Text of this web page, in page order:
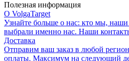
Полезная информация
О VolgaTarget
Узнайте больше о нас: кто мы,
выбрали именно нас. Наши
Доставка
Отправим ваш заказ в любой
оплаты. Максимум на следующий